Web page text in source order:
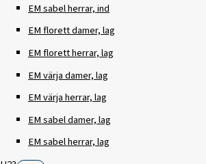
EM sabel herrar, ind
EM florett damer, lag
EM florett herrar, lag
EM värja damer, lag
EM värja herrar, lag
EM sabel damer, lag
EM sabel herrar, lag